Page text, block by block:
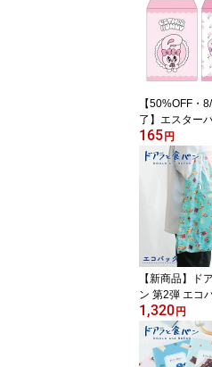
事 勉強 コレ
わいい リボン
プ チェック
ト ガーリー
ップ プレゼン
文具 ステーシ
【50%OFF・
了】エスター
そ分け袋 ポチ
キャラクター
ンク コレクシ
いい リボン ス
チェック ロー
ガーリー おし
プ プレゼント
165円
【新商品】ド
ン 第2弾 エコ
ゴンズ承認ラ
品 ドアラ 実
ズ 野球 食パン
ター かわいい
1,320円